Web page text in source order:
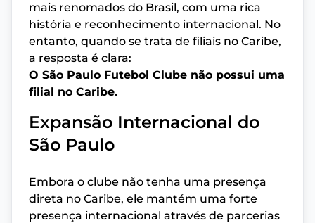
mais renomados do Brasil, com uma rica
história e reconhecimento internacional. No
entanto, quando se trata de filiais no Caribe,
a resposta é clara:
O São Paulo Futebol Clube não possui uma
filial no Caribe.
Expansão Internacional do
São Paulo
Embora o clube não tenha uma presença
direta no Caribe, ele mantém uma forte
presença internacional através de parcerias